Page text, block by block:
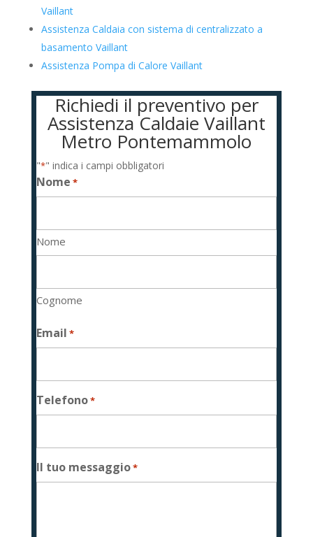
Vaillant
Assistenza Caldaia con sistema di centralizzato a
basamento Vaillant
Assistenza Pompa di Calore Vaillant
Richiedi il preventivo per
Assistenza Caldaie Vaillant
Metro Pontemammolo
"*" indica i campi obbligatori
Nome *
Nome
Cognome
Email *
Telefono*
Il tuo messaggio*